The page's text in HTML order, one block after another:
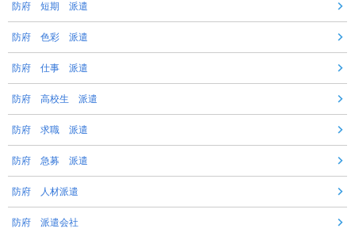
防府 短期 派遣
防府 色彩 派遣
防府 仕事 派遣
防府 高校生 派遣
防府 求職 派遣
防府 急募 派遣
防府 人材派遣
防府 派遣会社